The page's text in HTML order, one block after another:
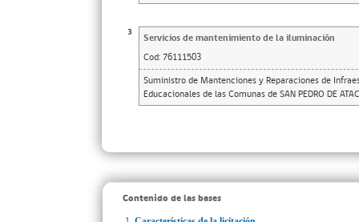
3
Servicios de mantenimiento de la iluminación
Cod: 76111503
Suministro de Mantenciones y Reparaciones de
Educacionales de las Comunas de SAN PEDRO DE
Contenido de las bases